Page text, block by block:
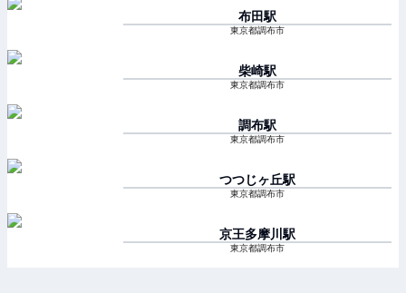
布田駅
東京都調布市
柴崎駅
東京都調布市
調布駅
東京都調布市
つつじヶ丘駅
東京都調布市
京王多摩川 駅
東京都調布市